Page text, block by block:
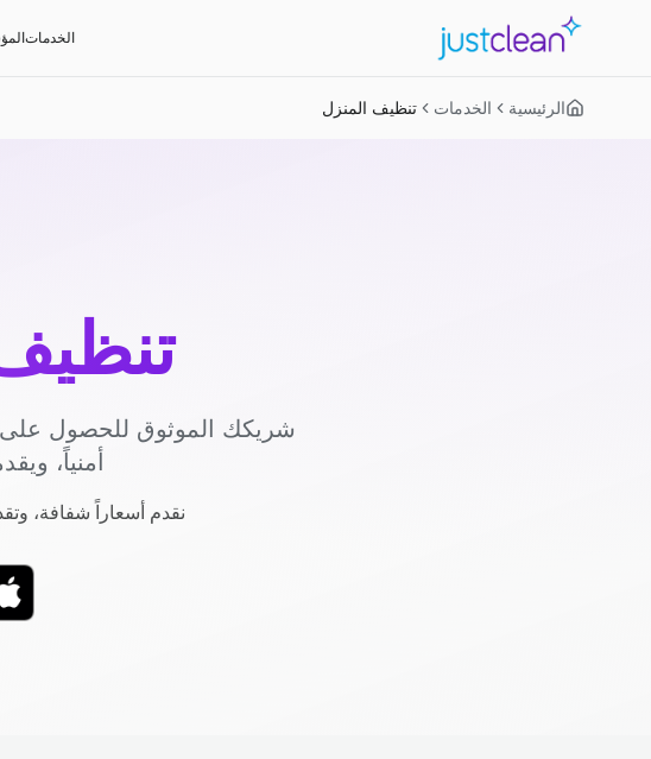
الخدمات
الرئيسية الخدمات تنظيف المنزل
شريكك الموثوق للحصول
أمنياً،
نقدم أسعاراً شفافة،